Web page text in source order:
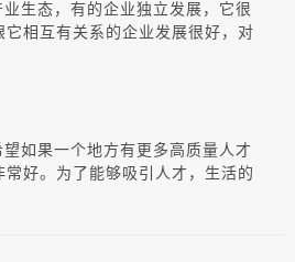
生态，有的企业独立发展，它很
它相互有关系的企业发展很好，对
如果一个地方有更多高质量人才
常好。为了能够吸引人才，生活的